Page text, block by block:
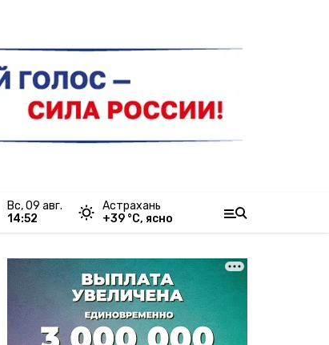
вс, 09 авг.
14:52
Астрахань
+39 °С, ясно